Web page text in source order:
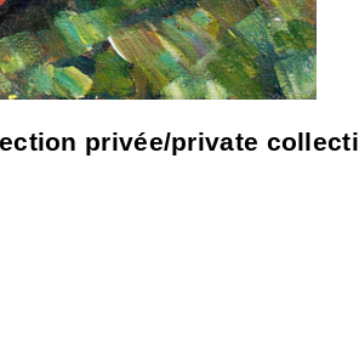
privée/private